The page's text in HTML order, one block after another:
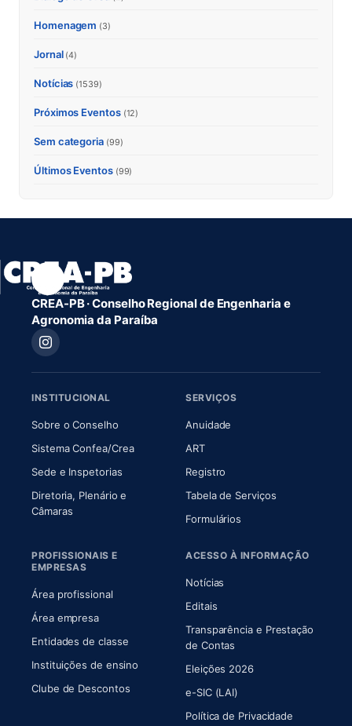
Homenagem (3)
Jornal (4)
Notícias (1539)
Próximos Eventos (12)
Sem categoria (99)
Últimos Eventos (99)
CREA-PB · Conselho Regional de Engenharia e
Agronomia da Paraíba
INSTITUCIONAL
Sobre o Conselho(abre em nova aba)
Sistema Confea/Crea(abre em nova aba)
Sede e Inspetorias
Diretoria, Plenário e
Câmaras(abre em nova aba)
SERVIÇOS
Anuidade
ART(abre em nova aba)
Registro
Tabela de Serviços
Formulários
PROFISSIONAIS E
EMPRESAS
Área profissional
Área empresa
Entidades de classe
Instituições de ensino
Clube de Descontos
ACESSO À INFORMAÇÃO
Notícias
Editais
Transparência e Prestação
de Contas
Eleições 2026
e-SIC (LAI)
Política de Privacidade